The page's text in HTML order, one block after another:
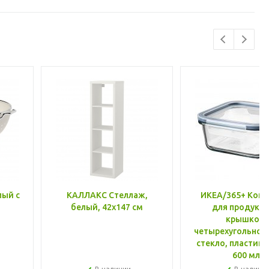
с
КАЛЛАКС Стеллаж,
белый, 42x147 см
ИКЕА/365+
для
крышкой,
стекло, пластик
600 мл